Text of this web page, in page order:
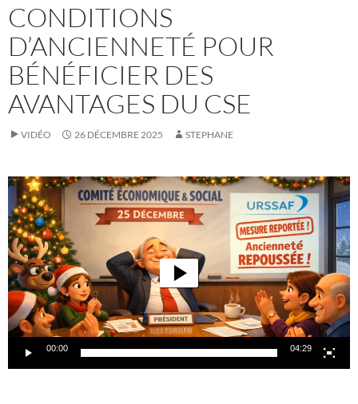
CONDITIONS
D’ANCIENNETÉ POUR
BÉNÉFICIER DES
AVANTAGES DU CSE
VIDÉO 26 DÉCEMBRE 2025 STEPHANE
Lecteur
vidéo
00:00 04:29